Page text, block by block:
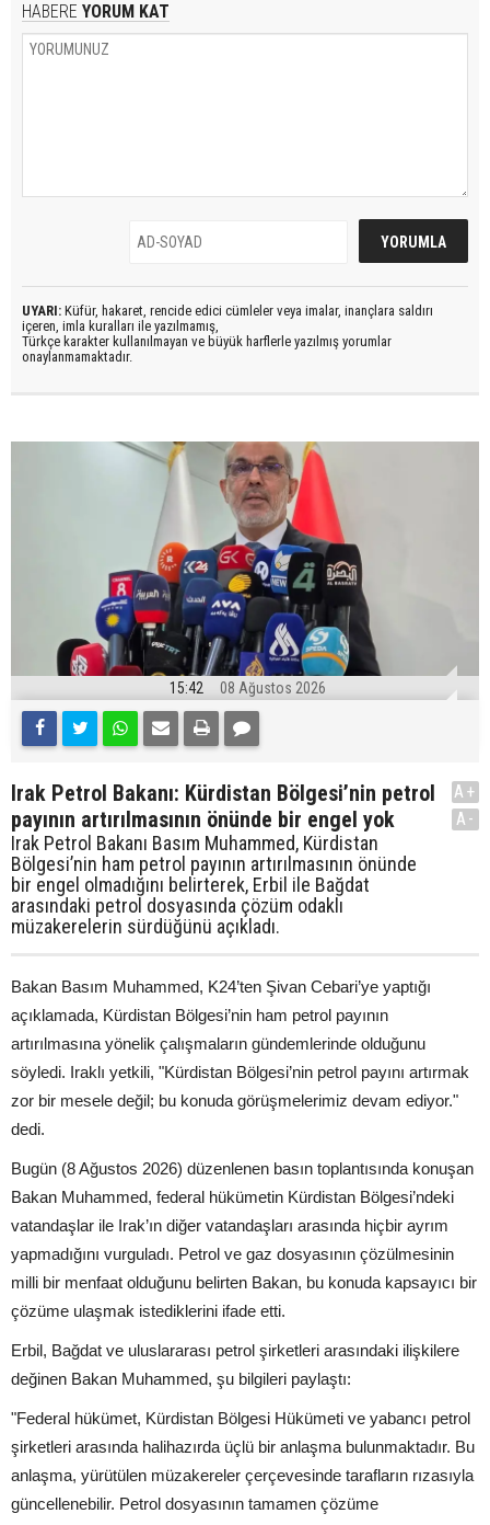
HABERE YORUM KAT
UYARI: Küfür, hakaret, rencide edici cümleler veya imalar, inançlara saldırı
içeren, imla kuralları ile yazılmamış,
Türkçe karakter kullanılmayan ve büyük harflerle yazılmış yorumlar
onaylanmamaktadır.
15:42 08 Ağustos 2026
Irak Petrol Bakanı: Kürdistan Bölgesi’nin petrol
payının artırılmasının önünde bir engel yok
Irak Petrol Bakanı Basım Muhammed, Kürdistan
Bölgesi’nin ham petrol payının artırılmasının önünde
bir engel olmadığını belirterek, Erbil ile Bağdat
arasındaki petrol dosyasında çözüm odaklı
müzakerelerin sürdüğünü açıkladı.
A+
A-
Bakan Basım Muhammed, K24’ten Şivan Cebari’ye yaptığı
açıklamada, Kürdistan Bölgesi’nin ham petrol payının
artırılmasına yönelik çalışmaların gündemlerinde olduğunu
söyledi. Iraklı yetkili, "Kürdistan Bölgesi’nin petrol payını artırmak
zor bir mesele değil; bu konuda görüşmelerimiz devam ediyor."
dedi.
Bugün (8 Ağustos 2026) düzenlenen basın toplantısında konuşan
Bakan Muhammed, federal hükümetin Kürdistan Bölgesi’ndeki
vatandaşlar ile Irak’ın diğer vatandaşları arasında hiçbir ayrım
yapmadığını vurguladı. Petrol ve gaz dosyasının çözülmesinin
milli bir menfaat olduğunu belirten Bakan, bu konuda kapsayıcı bir
çözüme ulaşmak istediklerini ifade etti.
Erbil, Bağdat ve uluslararası petrol şirketleri arasındaki ilişkilere
değinen Bakan Muhammed, şu bilgileri paylaştı:
"Federal hükümet, Kürdistan Bölgesi Hükümeti ve yabancı petrol
şirketleri arasında halihazırda üçlü bir anlaşma bulunmaktadır. Bu
anlaşma, yürütülen müzakereler çerçevesinde tarafların rızasıyla
güncellenebilir. Petrol dosyasının tamamen çözüme